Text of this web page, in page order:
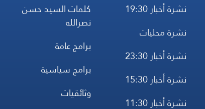
نشرة أخبار 19:30
نشرة محليات
نشرة أخبار 23:30
نشرة أخبار 15:30
نشرة أخبار 11:30
كلمات السيد حسن
نصرالله
برامج عامة
برامج سياسية
وثائقيات